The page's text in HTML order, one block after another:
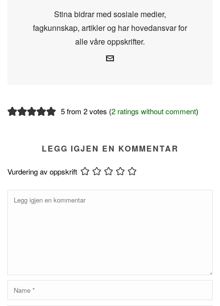
Stina bidrar med sosiale medier,
fagkunnskap, artikler og har hovedansvar for
alle våre oppskrifter.
5 from 2 votes (2 ratings without comment)
LEGG IGJEN EN KOMMENTAR
Vurdering av oppskrift